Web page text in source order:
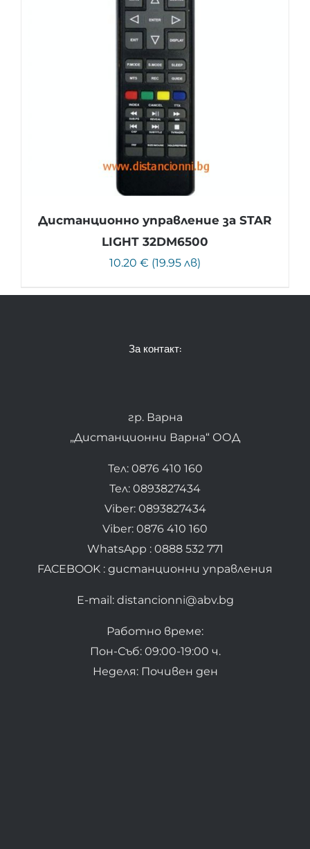
Дистанционно управление за STAR
LIGHT 32DM6500
10.20 € (19.95 лв)
За контакт:
гр. Варна
„Дистанционни Варна“ ООД
Тел: 0876 410 160
Тел: 0893827434
Viber: 0893827434
Viber: 0876 410 160
WhatsApp : 0888 532 771
FACEBOOK : дистанционни управления
E-mail: distancionni@abv.bg
Работно време:
Пон-Съб: 09:00-19:00 ч.
Неделя: Почивен ден